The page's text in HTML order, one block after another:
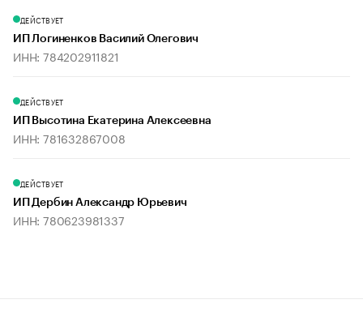
ДЕЙСТВУЕТ
ИП Логиненков Василий Олегович
ИНН: 784202911821
ДЕЙСТВУЕТ
ИП Высотина Екатерина Алексеевна
ИНН: 781632867008
ДЕЙСТВУЕТ
ИП Дербин Александр Юрьевич
ИНН: 780623981337